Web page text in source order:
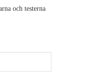
NYÖPPNADE
och testerna